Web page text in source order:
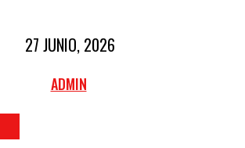
27 JUNIO, 2026
ADMIN